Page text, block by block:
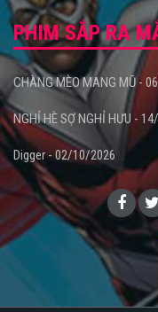
PHIM SẮP RA
CHÀNG MÈO MANG MŨ -
NGHỈ HÈ SỢ NGHỈ HƯU -
Digger - 02/10/2026